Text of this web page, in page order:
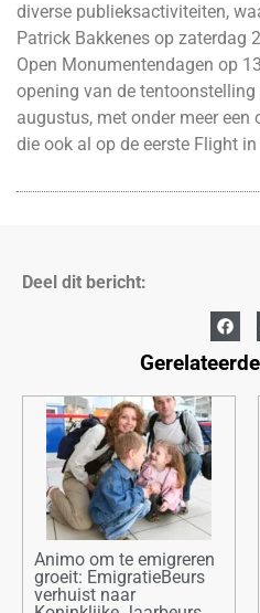
diverse publieksactiviteiten,
Patrick Bakkenes op zaterdag
Open Monumentendagen op
opening van de
augustus, met onder meer een
die ook al op de eerste Flight
Deel dit bericht:
Animo om te emigreren
groeit: EmigratieBeurs
verhuist naar